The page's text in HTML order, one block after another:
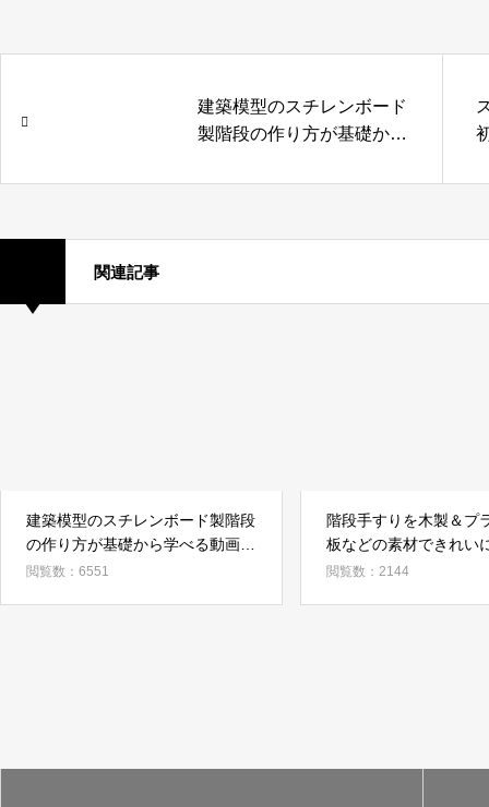
建築模型のスチレンボード
製階段の作り方が基礎から
関連記事
建築模型のスチレンボード製階段
の作り方が基礎から学べる動画4
本まとめ
閲覧数：6551
階段手すりを木製＆プ
板などの素材できれい
まとめ
閲覧数：2144